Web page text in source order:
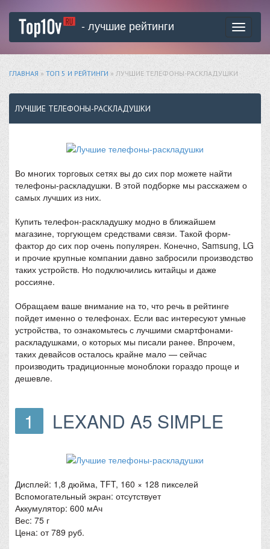
Toggle
- лучшие рейтинги
ГЛАВНАЯ »ТОП 5 И РЕЙТИНГИ» ЛУЧШИЕ ТЕЛЕФОНЫ-РАСКЛАДУШКИ
ЛУЧШИЕ ТЕЛЕФОНЫ-РАСКЛАДУШКИ
Во многих торговых сетях вы до сих пор можете найти
телефоны-раскладушки. В этой подборке мы расскажем о
самых лучших из них.
Купить телефон-раскладушку модно в ближайшем
магазине, торгующем средствами связи. Такой форм-
фактор до сих пор очень популярен. Конечно, Samsung, LG
и прочие крупные компании давно забросили производство
таких устройств. Но подключились китайцы и даже
россияне.
Обращаем ваше внимание на то, что речь в рейтинге
пойдет именно о телефонах. Если вас интересуют умные
устройства, то ознакомьтесь с лучшими смартфонами-
раскладушками, о которых мы писали ранее. Впрочем,
таких девайсов осталось крайне мало — сейчас
производить традиционные моноблоки гораздо проще и
дешевле.
1 LEXAND A5 SIMPLE
Дисплей: 1,8 дюйма, TFT, 160 × 128 пикселей
Вспомогательный экран: отсутствует
Аккумулятор: 600 мАч
Вес: 75 г
Цена: от 789 руб.